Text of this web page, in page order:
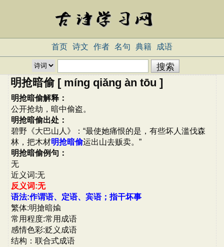
首页 诗文 作者 名句 典籍 成语
明抢暗偷 [ míng qiǎng àn tōu ]
明抢暗偷解释：
公开抢劫，暗中偷盗。
明抢暗偷出处：
碧野《大巴山人》：“最使她痛恨的是，有些坏人滥伐森
林，把木材明抢暗偷运出山去贩卖。”
明抢暗偷例句：
无
近义词:无
反义词:无
语法:作谓语、定语、宾语；指干坏事
繁体:明搶暗婾
常用程度:常用成语
感情色彩:贬义成语
结构：联合式成语